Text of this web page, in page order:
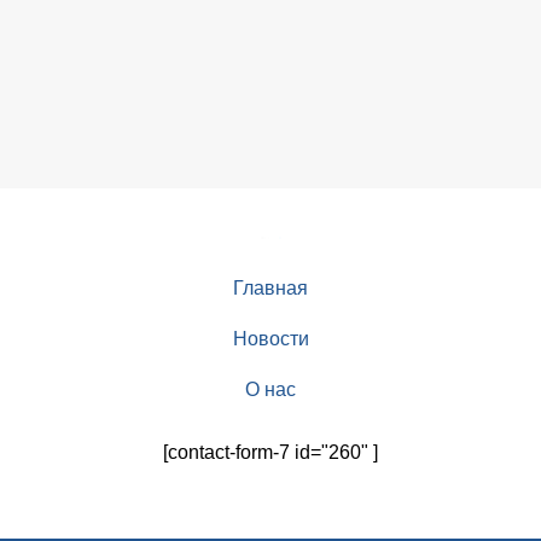
Главная
Новости
О нас
[contact-form-7 id="260" ]